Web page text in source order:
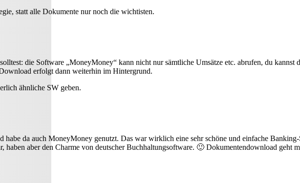
statt alle Dokumente nur noch die wichtisten.
die Software „MoneyMoney“ kann nicht nur sämtliche Umsätze etc. abrufen, du kannst
erfolgt dann weiterhin im Hintergrund.
ähnliche SW geben.
habe da auch MoneyMoney genutzt. Das war wirklich eine sehr schöne und einfache
haben aber den Charme von deutscher Buchhaltungsoftware. 🙂 Dokumentendownload geht